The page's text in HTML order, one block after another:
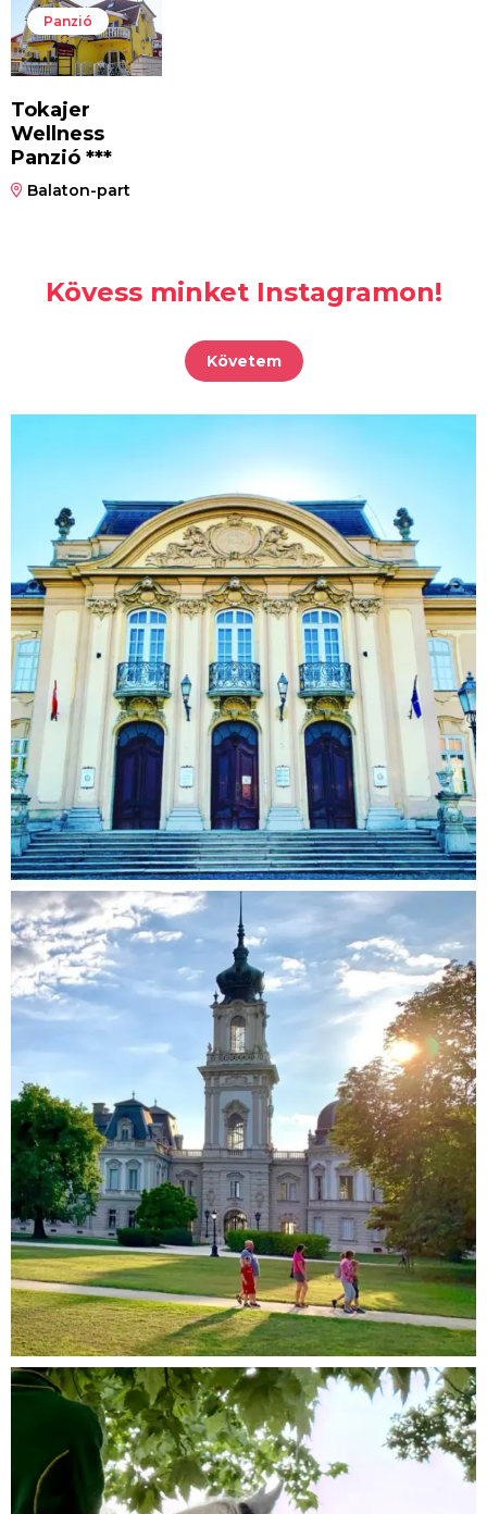
Panzió
Tokajer
Wellness
Panzió ***
Balaton-part
Kövess minket Instagramon!
Követem